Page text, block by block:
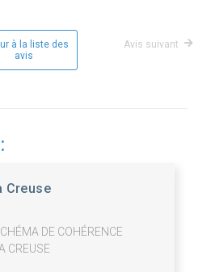
à la liste des
avis
Avis suivant
Creuse
DE COHÉRENCE
CREUSE